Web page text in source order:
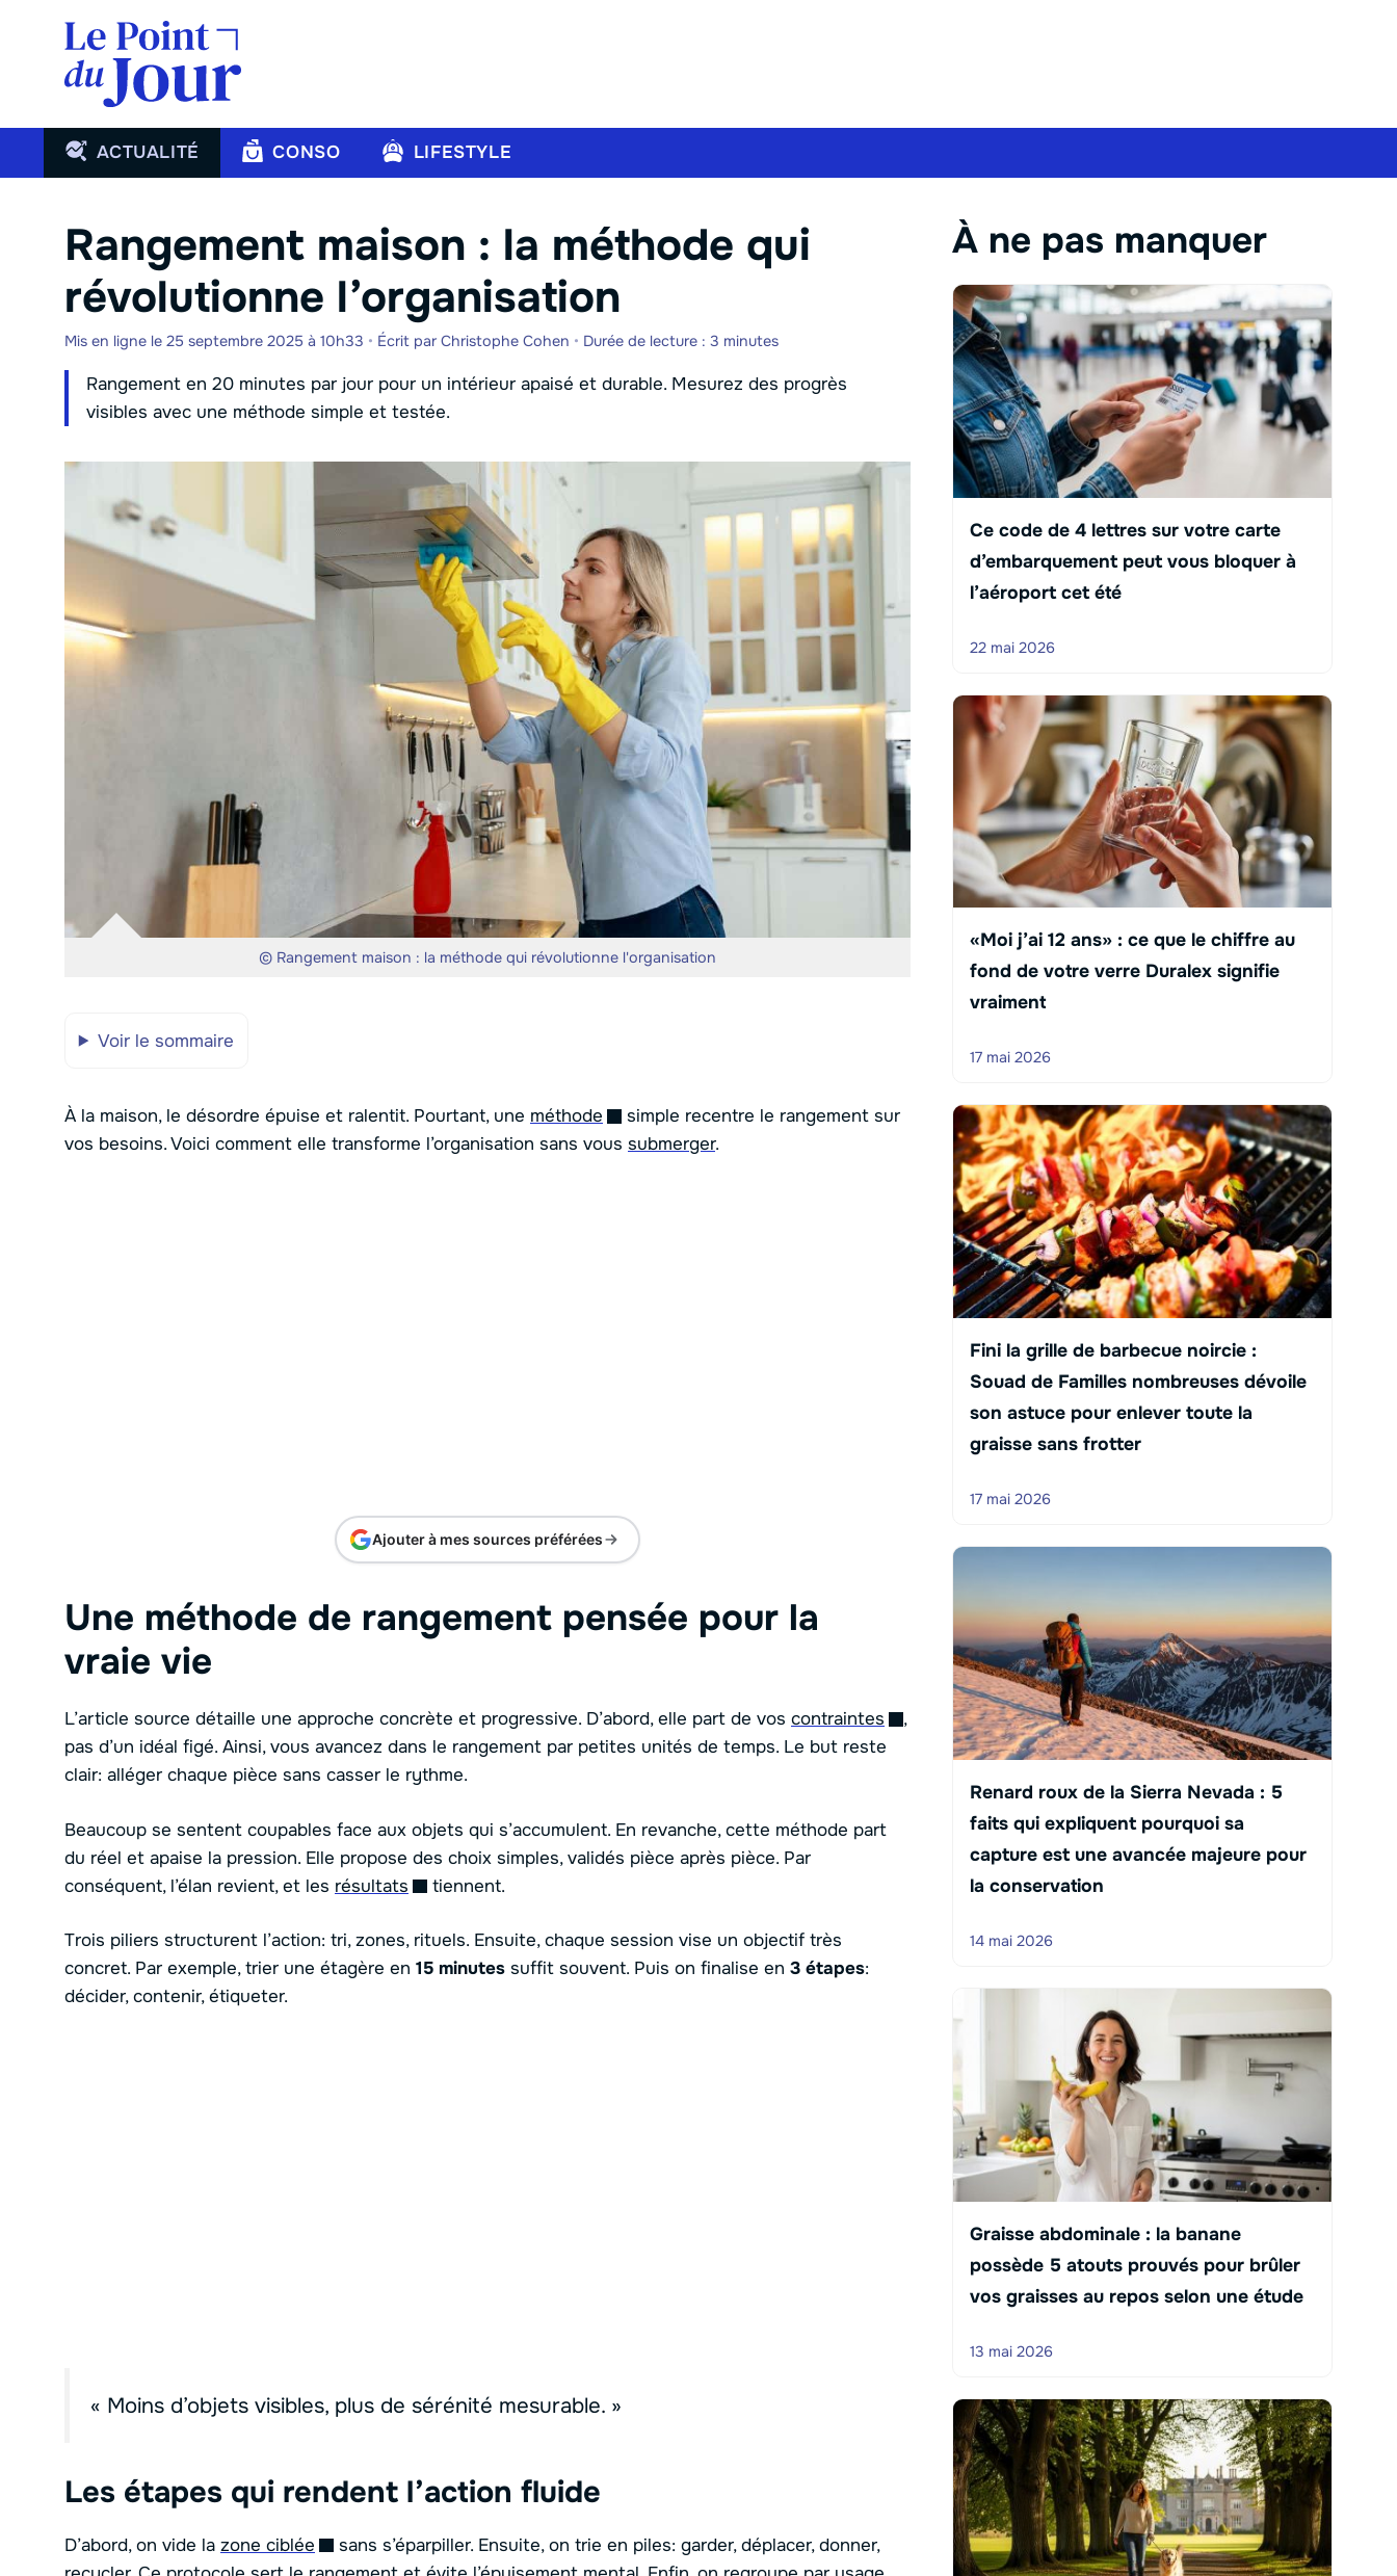
contenu
ACTUALITÉ CONSO LIFESTYLE
Rangement maison : la méthode qui
révolutionne l’organisation
Mis en ligne le 25 septembre 2025 à 10h33 • Écrit par Christophe Cohen • Durée de lecture : 3 minutes
Rangement en 20 minutes par jour pour un intérieur apaisé et durable. Mesurez des progrès
visibles avec une méthode simple et testée.
© Rangement maison : la méthode qui révolutionne l'organisation
Voir le sommaire
À la maison, le désordre épuise et ralentit. Pourtant, une méthode
simple recentre le rangement sur
vos besoins. Voici comment elle transforme l’organisation sans vous submerger.
Ajouter à mes sources préférées
Une méthode de rangement pensée pour la
vraie vie
L’article source détaille une approche concrète et progressive. D’abord, elle part de vos contraintes
,
pas d’un idéal figé. Ainsi, vous avancez dans le rangement par petites unités de temps. Le but reste
clair: alléger chaque pièce sans casser le rythme.
Beaucoup se sentent coupables face aux objets qui s’accumulent. En revanche, cette méthode part
du réel et apaise la pression. Elle propose des choix simples, validés pièce après pièce. Par
conséquent, l’élan revient, et les résultats tiennent.
Trois piliers structurent l’action: tri, zones, rituels. Ensuite, chaque session vise un objectif très
concret. Par exemple, trier une étagère en 15 minutes suffit souvent. Puis on finalise en 3 étapes:
décider, contenir, étiqueter.
« Moins d’objets visibles, plus de sérénité mesurable. »
Les étapes qui rendent l’action fluide
D’abord, on vide la zone ciblée
sans s’éparpiller. Ensuite, on trie en piles: garder, déplacer, donner,
À ne pas manquer
Ce code de 4 lettres sur votre carte
d’embarquement peut vous bloquer à
l’aéroport cet été
22 mai 2026
«Moi j’ai 12 ans» : ce que le chiffre au
fond de votre verre Duralex signifie
vraiment
17 mai 2026
Fini la grille de barbecue noircie :
Souad de Familles nombreuses dévoile
son astuce pour enlever toute la
graisse sans frotter
17 mai 2026
Renard roux de la Sierra Nevada : 5
faits qui expliquent pourquoi sa
capture est une avancée majeure pour
la conservation
14 mai 2026
Graisse abdominale : la banane
possède 5 atouts prouvés pour brûler
vos graisses au repos selon une étude
13 mai 2026